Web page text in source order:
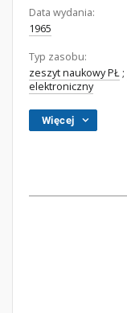
Data wydania:
1965
Typ zasobu:
zeszyt naukowy PŁ ;
elektroniczny
Więcej